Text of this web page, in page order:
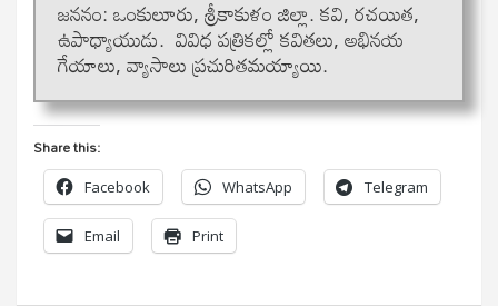
జననం: ఒంకులూరు, శ్రీకాకుళం జిల్లా. కవి, రచయిత,
ఉపాధ్యాయుడు. వివిధ పత్రికల్లో కవితలు, అభినయ
గేయాలు, వ్యాసాలు ప్రచురితమయ్యాయి.
Share this:
Facebook WhatsApp Telegram
Email Print